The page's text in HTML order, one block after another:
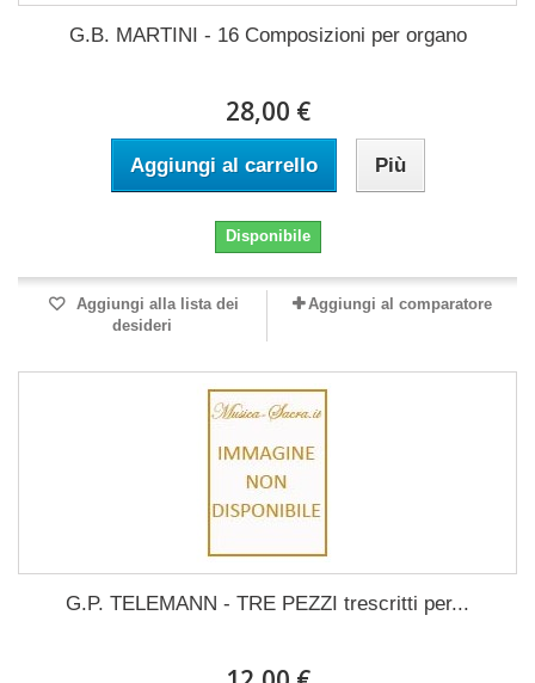
G.B. MARTINI - 16 Composizioni per organo
28,00 €
Aggiungi al carrello Più
Disponibile
Aggiungi alla lista dei
desideri
Aggiungi al comparatore
G.P. TELEMANN - TRE PEZZI trescritti per...